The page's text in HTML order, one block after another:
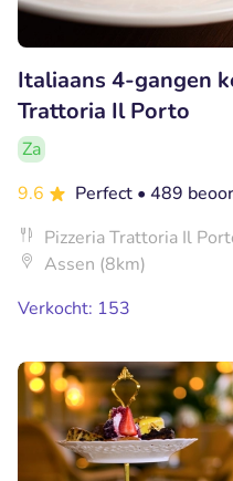
Italiaans 4-gangen
Trattoria Il Porto
Za
9.6
Perfect • 489
Pizzeria Trattoria Il
Assen (8km)
Verkocht: 153